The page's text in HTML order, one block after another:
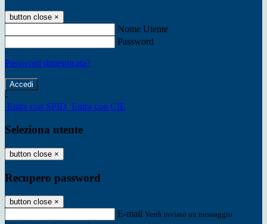
button close ×
Nome Utente
Password
Password dimenticata?
-
Entra con SPID Entra con CIE
Seleziona utente
button close ×
Recupero password
button close ×
E-mail Verrà inviato un messaggio